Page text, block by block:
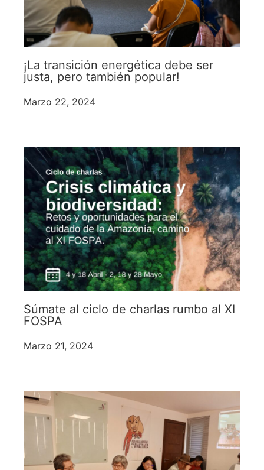
¡La transición energética debe ser
justa, pero también popular!
Marzo 22, 2024
Súmate al ciclo de charlas rumbo al XI
FOSPA
Marzo 21, 2024